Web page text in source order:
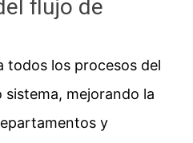
flujo de
todos los procesos del
mejorando la
y